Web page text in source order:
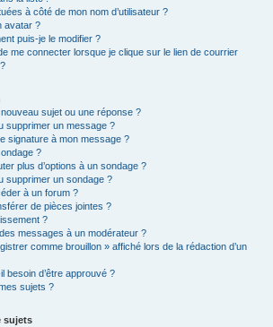
à côté de mon nom d’utilisateur ?
avatar ?
puis-je le modifier ?
me connecter lorsque je clique sur le lien de courrier
sujet ou une réponse ?
supprimer un message ?
signature à mon message ?
?
plus d’options à un sondage ?
supprimer un sondage ?
à un forum ?
de pièces jointes ?
?
messages à un modérateur ?
comme brouillon » affiché lors de la rédaction d’un
besoin d’être approuvé ?
sujets ?
sujets